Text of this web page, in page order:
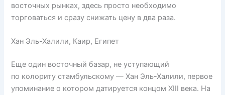
восточных рынках, здесь просто необходимо
торговаться и сразу снижать цену в два раза.
Хан Эль-Халили, Каир, Египет
Еще один восточный базар, не уступающий
по колориту стамбульскому — Хан Эль-Халили, первое
упоминание о котором датируется концом XIII века. На